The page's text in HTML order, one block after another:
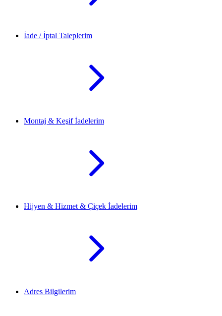
İade / İptal Taleplerim
Montaj & Keşif İadelerim
Hijyen & Hizmet & Çiçek İadelerim
Adres Bilgilerim